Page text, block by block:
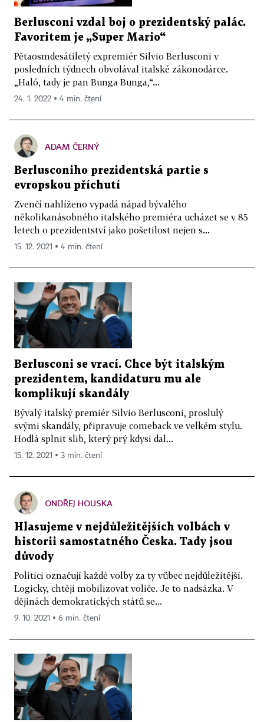
Berlusconi vzdal boj o prezidentský palác.
Favoritem je „Super Mario“
Pětaosmdesátiletý expremiér Silvio Berlusconi v
posledních týdnech obvolával italské zákonodárce.
„Haló, tady je pan Bunga Bunga,“...
24. 1. 2022 ▪ 4 min. čtení
ADAM ČERNÝ
Berlusconiho prezidentská partie s
evropskou příchutí
Zvenčí nahlíženo vypadá nápad bývalého
několikanásobného italského premiéra ucházet se v 85
letech o prezidentství jako pošetilost nejen s...
15. 12. 2021 ▪ 4 min. čtení
Berlusconi se vrací. Chce být italským
prezidentem, kandidaturu mu ale
komplikují skandály
Bývalý italský premiér Silvio Berlusconi, proslulý
svými skandály, připravuje comeback ve velkém stylu.
Hodlá splnit slib, který prý kdysi dal...
15. 12. 2021 ▪ 3 min. čtení
ONDŘEJ HOUSKA
Hlasujeme v nejdůležitějších volbách v
historii samostatného Česka. Tady jsou
důvody
Politici označují každé volby za ty vůbec nejdůležitější.
Logicky, chtějí mobilizovat voliče. Je to nadsázka. V
dějinách demokratických států se...
9. 10. 2021 ▪ 6 min. čtení